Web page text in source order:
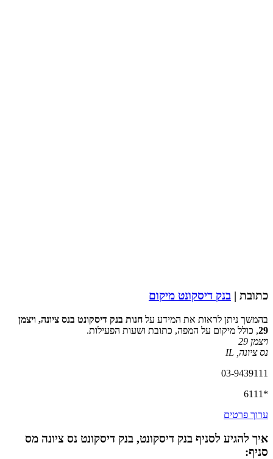
כתובת | בנק דיסקונט מיקום
בהמשך ניתן לראות את המידע על חנות בנק דיסקונט בנס ציונה, ויצמן
29, כולל מיקום על המפה, כתובת ושעות הפעילות.
ויצמן 29
נס ציונה IL
03-9439111
*6111
ערוך פרטים
איך להגיע לסניף בנק דיסקונט, בנק דיסקונט נס ציונה מס
סניף: